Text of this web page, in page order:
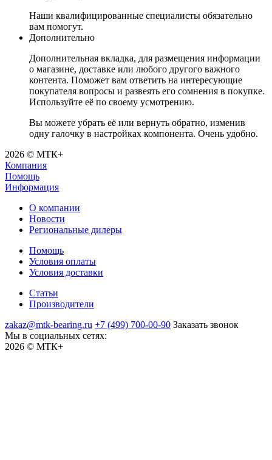
Наши квалифицированные специалисты обязательно
вам помогут.
Дополнительно
Дополнительная вкладка, для размещения информации
о магазине, доставке или любого другого важного
контента. Поможет вам ответить на интересующие
покупателя вопросы и развеять его сомнения в покупке.
Используйте её по своему усмотрению.
Вы можете убрать её или вернуть обратно, изменив
одну галочку в настройках компонента. Очень удобно.
2026 © МТК+
Компания
Помощь
Информация
О компании
Новости
Региональные дилеры
Помощь
Условия оплаты
Условия доставки
Статьи
Производители
zakaz@mtk-bearing.ru +7 (499) 700-00-90 Заказать звонок
Мы в социальных сетях:
2026 © МТК+